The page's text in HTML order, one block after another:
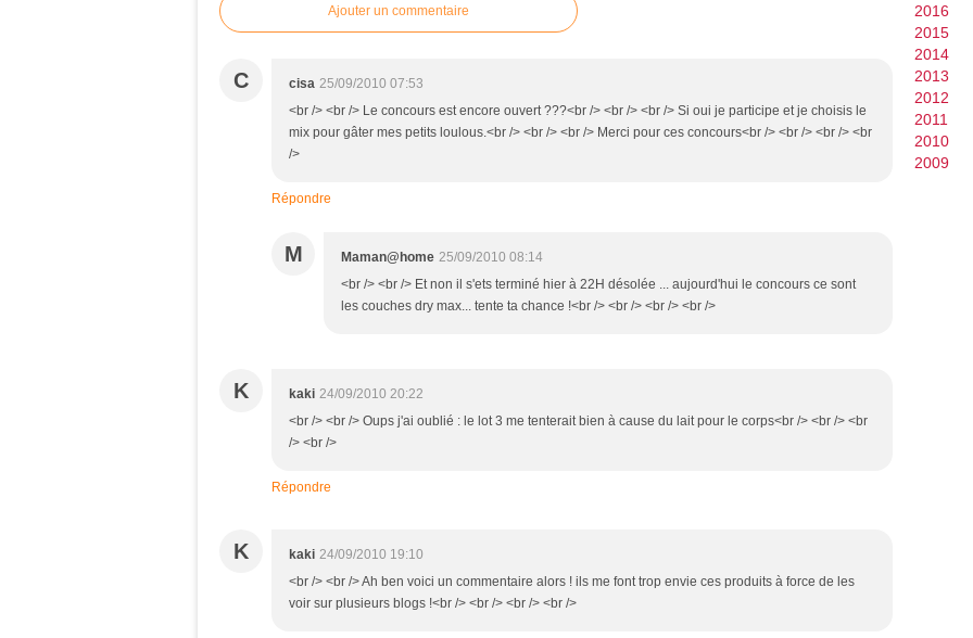
Ajouter un commentaire
C cisa 25/09/2010 07:53
<br /> <br /> Le concours est encore ouvert ???<br /> <br /> <br /> Si oui je participe et je choisis le
mix pour gâter mes petits loulous.<br /> <br /> <br /> Merci pour ces concours<br /> <br /> <br /> <br
/>
Répondre
M Maman@home 25/09/2010 08:14
<br /> <br /> Et non il s'ets terminé hier à 22H désolée ... aujourd'hui le concours ce sont
les couches dry max... tente ta chance !<br /> <br /> <br /> <br />
K kaki 24/09/2010 20:22
<br /> <br /> Oups j'ai oublié : le lot 3 me tenterait bien à cause du lait pour le corps<br /> <br /> <br
/> <br />
Répondre
K kaki 24/09/2010 19:10
<br /> <br /> Ah ben voici un commentaire alors ! ils me font trop envie ces produits à force de les
voir sur plusieurs blogs !<br /> <br /> <br /> <br />
2016
2015
2014
2013
2012
2011
2010
2009